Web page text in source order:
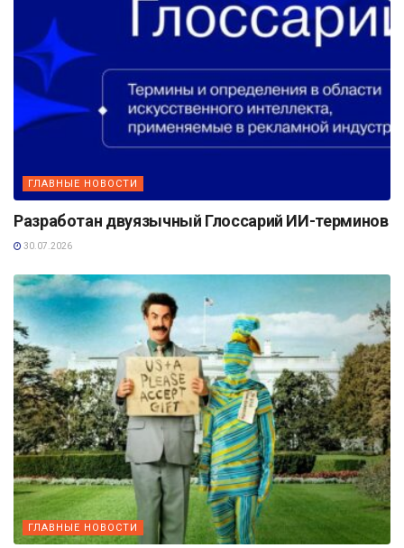
ГЛАВНЫЕ НОВОСТИ
Разработан двуязычный Глоссарий ИИ-терминов
30.07.2026
ГЛАВНЫЕ НОВОСТИ